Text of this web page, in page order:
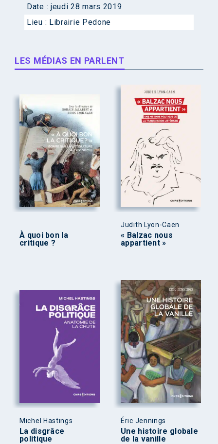
Date : jeudi 28 mars 2019
Lieu : Librairie Pedone
LES MÉDIAS EN PARLENT
À quoi bon la
critique ?
Judith Lyon-Caen
« Balzac nous
appartient »
Michel Hastings
La disgrâce
politique
Éric Jennings
Une histoire globale
de la vanille